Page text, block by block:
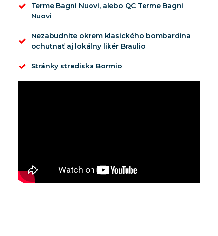
Terme Bagni Nuovi, alebo QC Terme Bagni
Nuovi
Nezabudnite okrem klasického bombardina
ochutnať aj lokálny likér Braulio
Stránky strediska Bormio